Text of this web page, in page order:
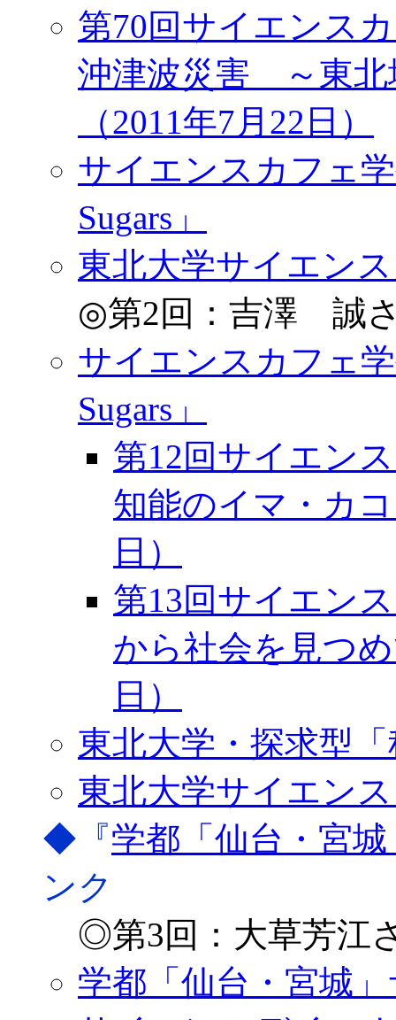
第70回サイエンス
沖津波災害 ～東北
（2011年7月22日）
サイエンスカフェ
Sugars」
東北大学サイエン
◎第2回：吉澤 誠さ
サイエンスカフェ
Sugars」
第12回サイエン
知能のイマ・カ
日）
第13回サイエン
から社会を見つ
日）
東北大学・探求型
東北大学サイエン
◆『学都「仙台・宮
ンク
◎第3回：大草芳江
学都「仙台・宮城